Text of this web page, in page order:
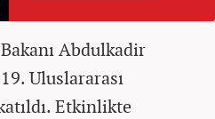
Abdulkadir
Uluslararası
Etkinlikte